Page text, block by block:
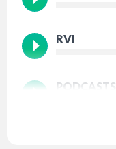
RVI
PODCASTS